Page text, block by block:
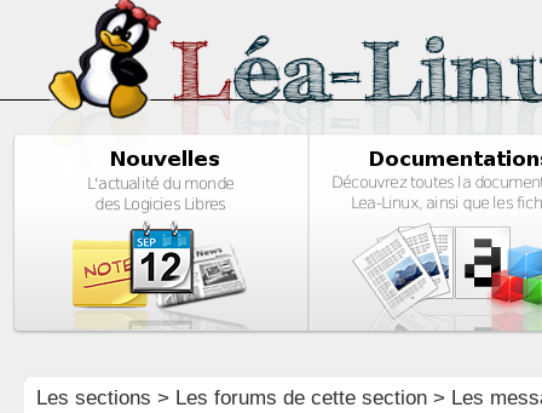
Les sections > Les forums de cette section> Les